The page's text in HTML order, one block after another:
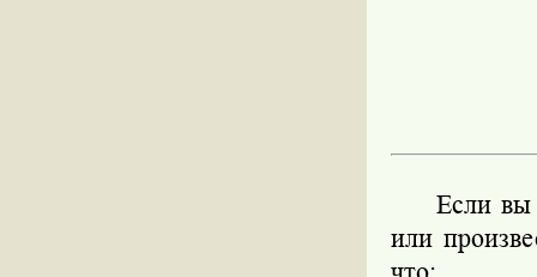
Если вы
или